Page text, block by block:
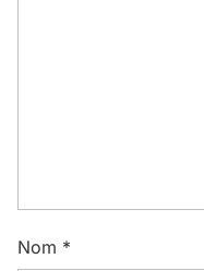
Nom *